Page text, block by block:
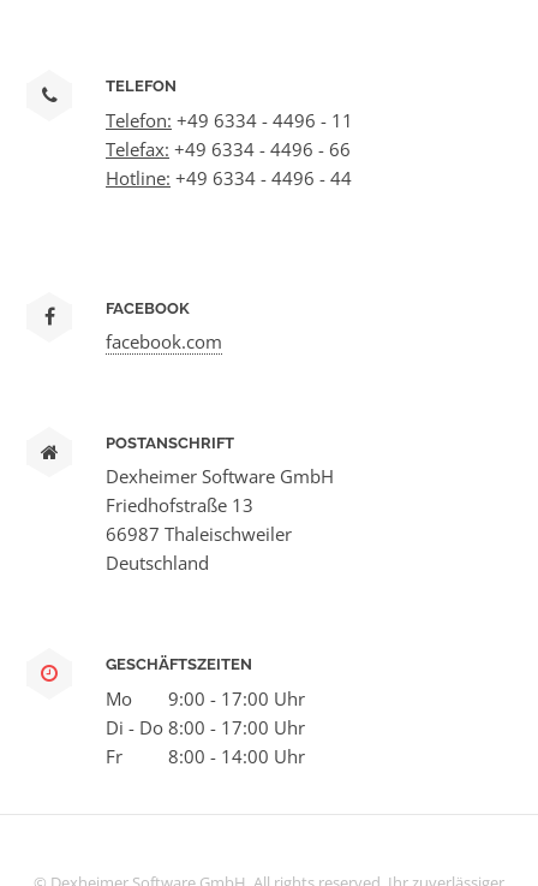
TELEFON
Telefon: +49 6334 - 4496 - 11
Telefax: +49 6334 - 4496 - 66
Hotline: +49 6334 - 4496 - 44
FACEBOOK
facebook.com
POSTANSCHRIFT
Dexheimer Software GmbH
Friedhofstraße 13
66987 Thaleischweiler
Deutschland
GESCHÄFTSZEITEN
Mo
Di - Do
Fr
9:00 - 17:00 Uhr
8:00 - 17:00 Uhr
8:00 - 14:00 Uhr